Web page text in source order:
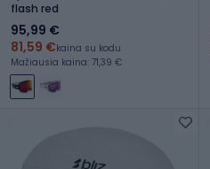
flash red
95,99 €
81,59 €kaina su kodu
Mažiausia kaina: 71,39 €